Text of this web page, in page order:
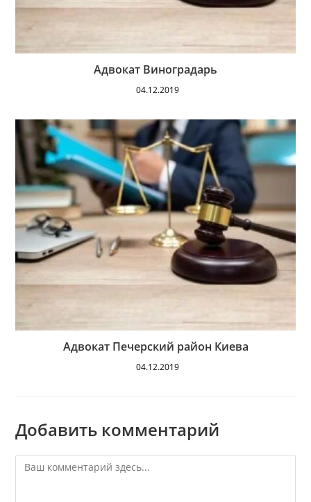
Адвокат Виноградарь
04.12.2019
Адвокат Печерский район Киева
04.12.2019
Добавить комментарий